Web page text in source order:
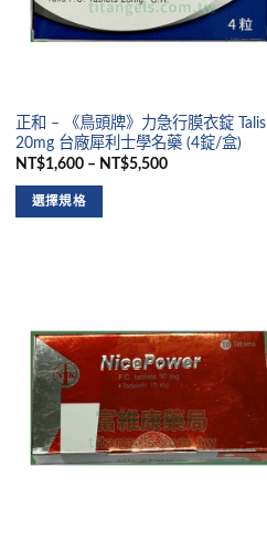
正和 – 《鳥頭牌》力急行膜衣錠 Talis
20mg 台廠犀利士學名藥 (4錠/盒)
NT$1,600 – NT$5,500
選擇規格